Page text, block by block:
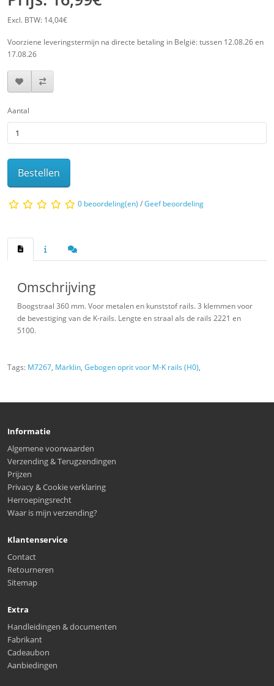
Excl. BTW: 14,04€
Voorziene leveringstermijn na directe betaling in België: tussen 12.08.26 en
17.08.26
Aantal
Bestellen
0 beoordeling(en) /Geef beoordeling
Omschrijving
Boogstraal 360 mm. Voor metalen en kunststof rails. 3 klemmen voor
de bevestiging van de K-rails. Lengte en straal als de rails 2221 en
5100.
Tags: M7267, Märklin, Gebogen oprit voor M-K rails (H0),
Informatie
Algemene voorwaarden
Verzending & Terugzendingen
Prijzen
Privacy & Cookie verklaring
Herroepingsrecht
Waar is mijn verzending?
Klantenservice
Contact
Retourneren
Sitemap
Extra
Handleidingen & documenten
Fabrikant
Cadeaubon
Aanbiedingen